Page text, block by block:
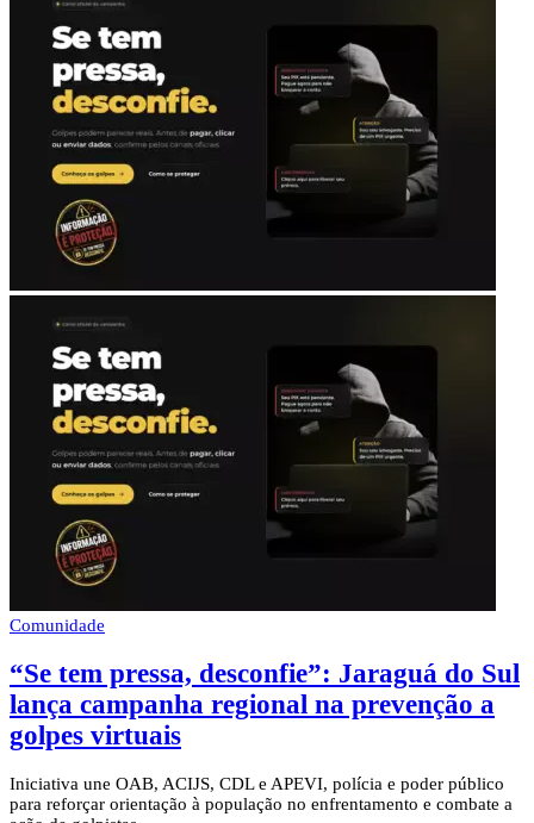
Comunidade
“Se tem pressa, desconfie”: Jaraguá do Sul
lança campanha regional na prevenção a
golpes virtuais
Iniciativa une OAB, ACIJS, CDL e APEVI, polícia e poder público
para reforçar orientação à população no enfrentamento e combate a